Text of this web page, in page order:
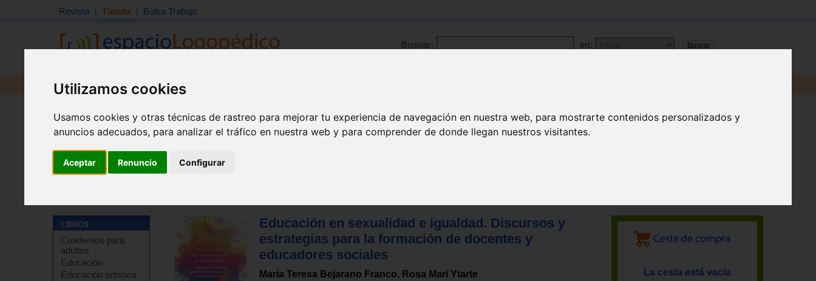
Utilizamos cookies
Usamos cookies y otras técnicas de rastreo para mejorar tu experiencia de navegación en nuestra web, para mostrarte contenidos personalizados y
anuncios adecuados, para analizar el tráfico en nuestra web y para comprender de donde llegan nuestros visitantes.
Aceptar Renuncio Configurar
Revista Tienda Bolsa Trabajo
Buscar: en:
Revista Libros Material
Cuadernos para
adultos
Educación
Educación artística
Educación en sexualidad e igualdad. Discursos y
estrategias para la formación de docentes y
educadores sociales
María Teresa Bejarano Franco, Rosa Marí Ytarte
La cesta está vacía